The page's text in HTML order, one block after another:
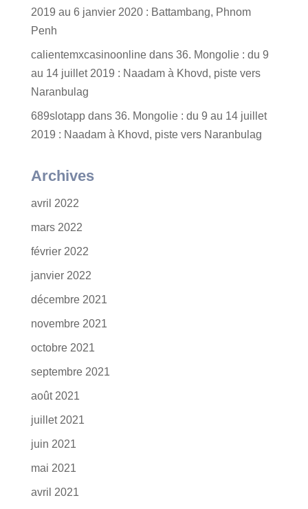
2019 au 6 janvier 2020 : Battambang, Phnom
Penh
calientemxcasinoonlinedans 36. Mongolie : du 9
au 14 juillet 2019 : Naadam à Khovd, piste vers
Naranbulag
689slotappdans 36. Mongolie : du 9 au 14 juillet
2019 : Naadam à Khovd, piste vers Naranbulag
Archives
avril 2022
mars 2022
février 2022
janvier 2022
décembre 2021
novembre 2021
octobre 2021
septembre 2021
août 2021
juillet 2021
juin 2021
mai 2021
avril 2021